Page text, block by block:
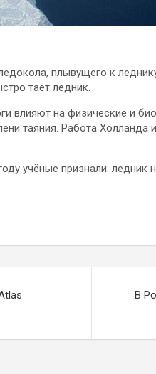
плывущего к
тает ледник.
влияют на физические и
таяния. Работа
учёные признали: ледник
В